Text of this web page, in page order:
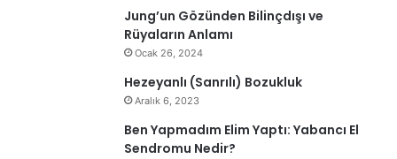
Jung’un Gözünden Bilinçdışı ve
Rüyaların Anlamı
Ocak 26, 2024
Hezeyanlı (Sanrılı) Bozukluk
Aralık 6, 2023
Ben Yapmadım Elim Yaptı: Yabancı El
Sendromu Nedir?